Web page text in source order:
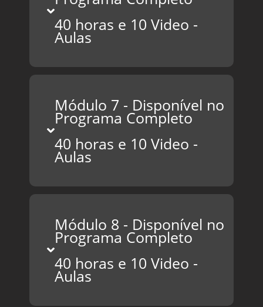
40 horas e 10 Video -
Aulas
Módulo 7 - Disponível no
Programa Completo
40 horas e 10 Video -
Aulas
Módulo 8 - Disponível no
Programa Completo
40 horas e 10 Video -
Aulas